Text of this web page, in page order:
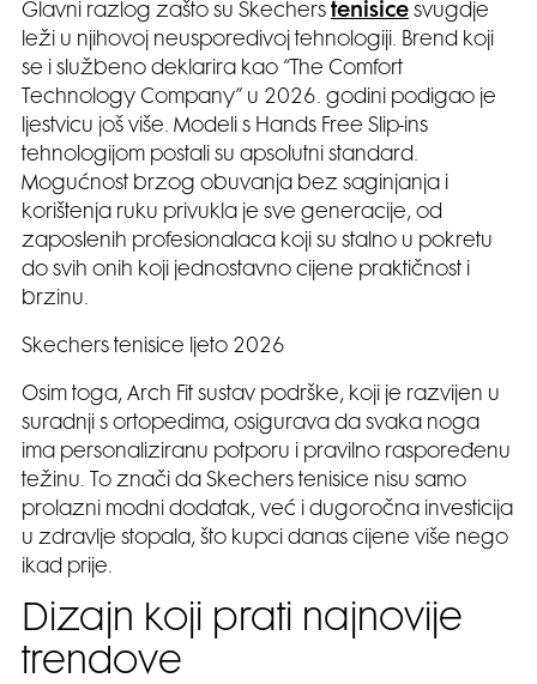
Glavni razlog zašto su Skechers tenisice svugdje
leži u njihovoj neusporedivoj tehnologiji. Brend koji
se i službeno deklarira kao “The Comfort
Technology Company” u 2026. godini podigao je
ljestvicu još više. Modeli s Hands Free Slip-ins
tehnologijom postali su apsolutni standard.
Mogućnost brzog obuvanja bez saginjanja i
korištenja ruku privukla je sve generacije, od
zaposlenih profesionalaca koji su stalno u pokretu
do svih onih koji jednostavno cijene praktičnost i
brzinu.
Skechers tenisice ljeto 2026
Osim toga, Arch Fit sustav podrške, koji je razvijen u
suradnji s ortopedima, osigurava da svaka noga
ima personaliziranu potporu i pravilno raspoređenu
težinu. To znači da Skechers tenisice nisu samo
prolazni modni dodatak, već i dugoročna investicija
u zdravlje stopala, što kupci danas cijene više nego
ikad prije.
Dizajn koji prati najnovije
trendove